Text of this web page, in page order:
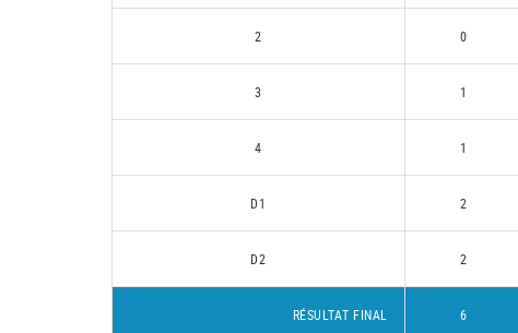
2 0
3 1
4 1
D1 2
D2 2
RÉSULTAT FINAL 6